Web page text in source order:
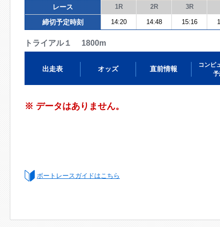
レース 1R 2R 3R
締切予定時刻 14:20 14:48 15:16
トライアル１ 1800m
出走表 オッズ 直前情報
コンピ
予
※ データはありません。
ボートレースガイドはこちら